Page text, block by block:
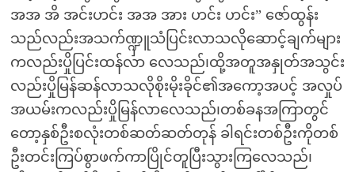
အအ အိ အင်းဟင်း အအ အား ဟင်း ဟင်း” ဇော်ထွန်း
သည်လည်းအသက်ဏ္ဍှူသံပြင်းလာသလိုဆောင့်ချက်များ
ကလည်းပှိုပြင်းထန်လာ လေသည်၊ထို့အတူအနှုတ်အသွင်း
လည်းပှိုမြန်ဆန်လာသလိုစိုးမိုးခိုင်၏အကော့အပင့် အလှုပ်
အယမ်းကလည်းပှိုမြန်လာလေသည်၊တစ်ခနအကြာတွင်
တော့နှစ်ဦးစလုံးတစ်ဆတ်ဆတ်တုန် ခါရင်းတစ်ဦးကိုတစ်
ဦးတင်းကြပ်စွာဖက်ကာပြိုင်တူပြီးသွားကြလေသည်၊